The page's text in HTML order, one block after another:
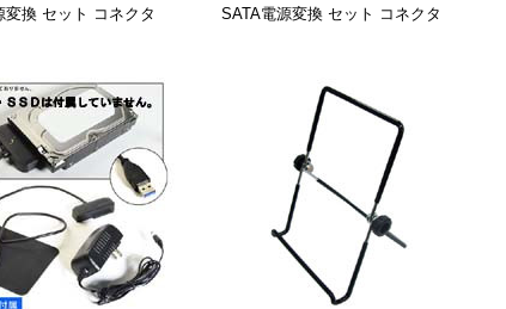
変換 セット コネクタ
SATA電源変換 セット コネクタ